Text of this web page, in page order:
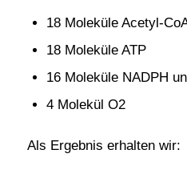
18 Moleküle Acetyl-
18 Moleküle ATP
16 Moleküle NADPH
4 Molekül O2
Als Ergebnis erhalten wir: